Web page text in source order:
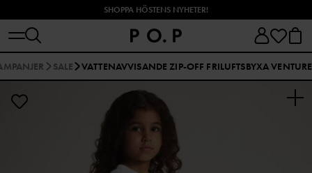
SHOPPA HÖSTENS NYHETER!
SALE VATTENAVVISANDE ZIP-OFF FRILUFTSBYXA VENTURE